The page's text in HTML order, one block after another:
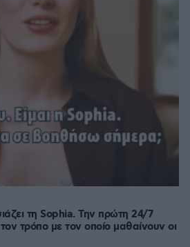
τη Sophia. Την πρώτη 24/7
τρόπο με τον οποίο μαθαίνουν οι